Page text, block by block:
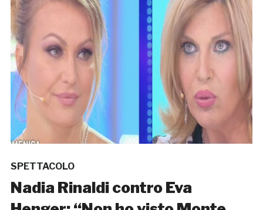
SPETTACOLO
Nadia Rinaldi contro Eva